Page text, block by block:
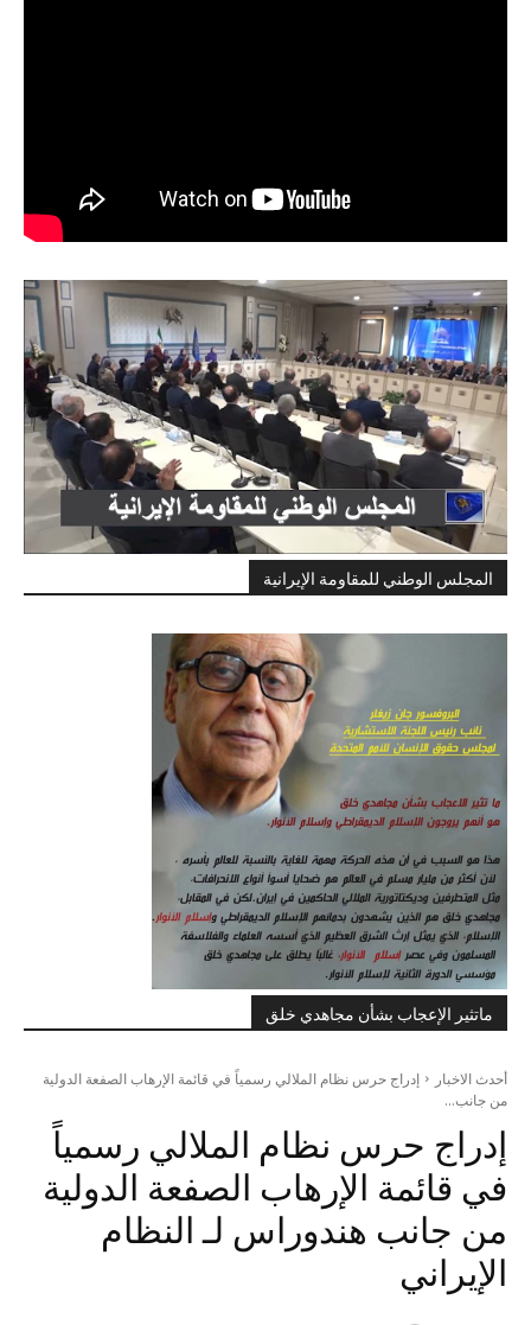
المجلس الوطني للمقاومة الإيرانية
ماتثير الإعجاب بشأن مجاهدي خلق
أحدث الاخبار
إدراج حرس نظام الملالي رسمياً في قائمة الإرهاب الصفعة‌ الدولیة
من جانب...
إدراج حرس نظام الملالي رسمياً
في قائمة الإرهاب الصفعة‌ الدولیة
من جانب هندوراس لـ النظام
الإيراني